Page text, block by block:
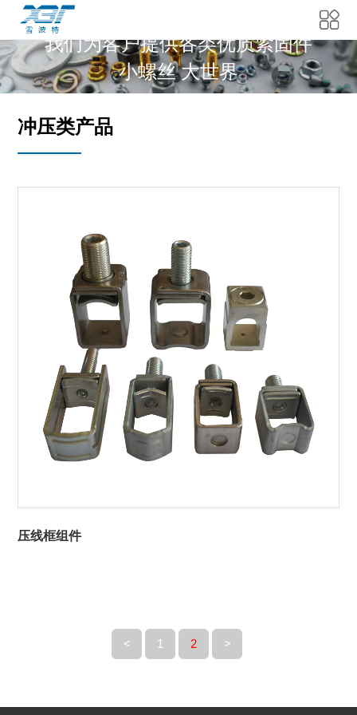
我们为客户提供各类优质紧固件
小螺丝 大世界
冲压类产品
压线框组件
< 1 2 >